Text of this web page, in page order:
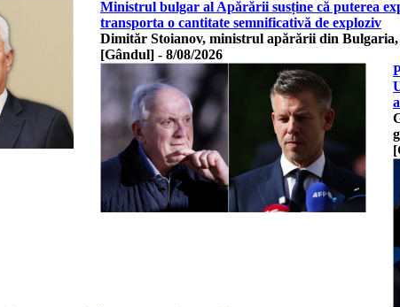
Ministrul bulgar al Apărării susține că puterea
transporta o cantitate semnificativă de exploziv
Dimităr Stoianov, ministrul apărării din
[Gândul] - 8/08/2026